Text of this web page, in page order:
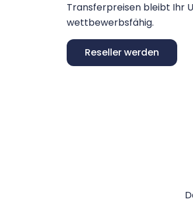
Transferpreisen bleibt Ihr
wettbewerbsfähig.
Reseller werden